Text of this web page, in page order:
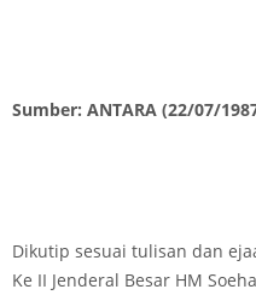
Sumber: ANTARA (22/07/
Dikutip sesuai tulisan dan
Ke II Jenderal Besar HM